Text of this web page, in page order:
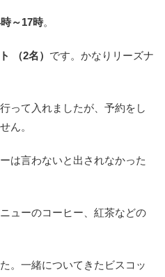
～17時。
（2名） です。かなりリーズナ
って入れましたが、予約をし
ん。
は言わないと出されなかった
ューのコーヒー、紅茶などの
。一緒についてきたビスコッ